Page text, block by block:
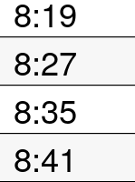
8:19
8:27
8:35
8:41